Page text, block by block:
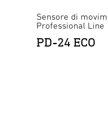
Sensore di
Professional Line
PD-24 ECO